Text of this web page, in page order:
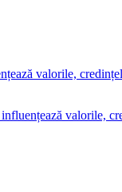
valorile,